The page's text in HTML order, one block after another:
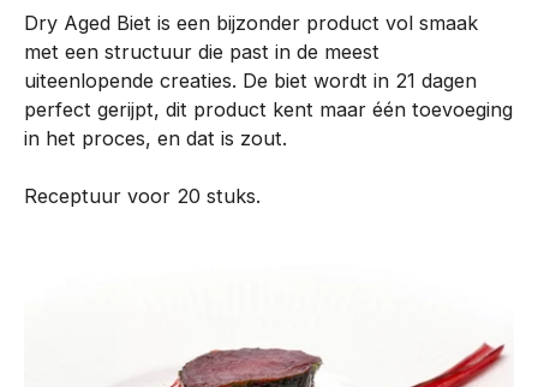
e
n
t
i
s
n
Dry Aged Biet is een bijzonder product vol smaak
met een structuur die past in de meest
uiteenlopende creaties. De biet wordt in 21 dagen
perfect gerijpt, dit product kent maar één toevoeging
in het proces, en dat is zout.
Receptuur voor 20 stuks.